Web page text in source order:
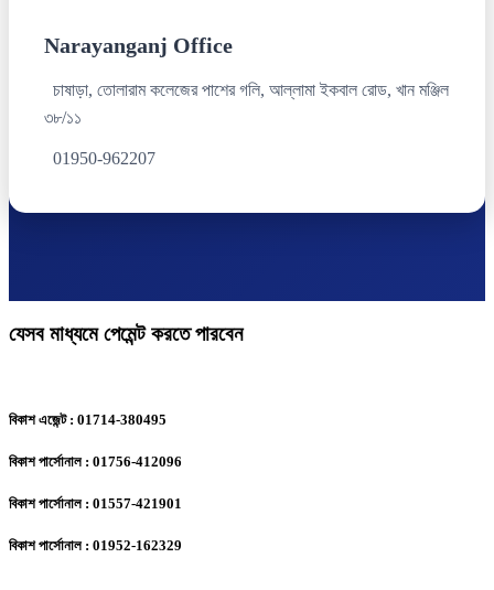
Narayanganj Office
চাষাড়া, তোলারাম কলেজের পাশের গলি, আল্লামা ইকবাল রোড, খান মঞ্জিল
৩৮/১১
01950-962207
যেসব মাধ্যমে পেমেন্ট করতে পারবেন
বিকাশ এজেন্ট : 01714-380495
বিকাশ পার্সোনাল : 01756-412096
বিকাশ পার্সোনাল : 01557-421901
বিকাশ পার্সোনাল : 01952-162329